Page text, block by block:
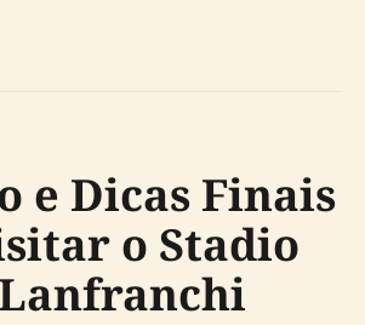
e Dicas Finais
o Stadio